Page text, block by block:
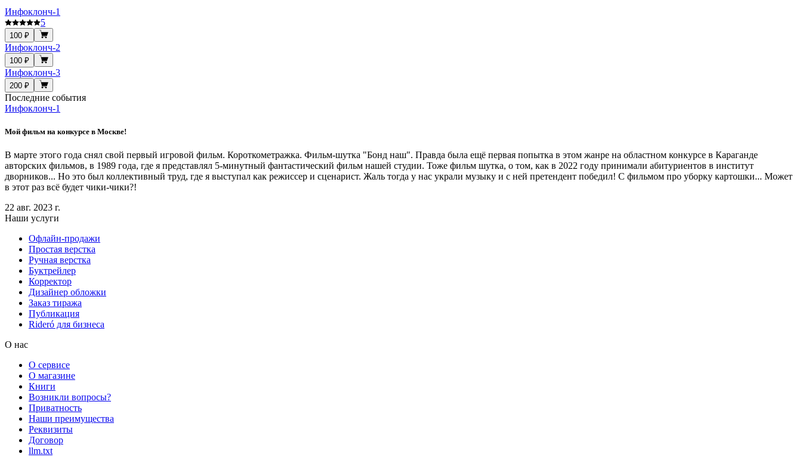
Инфоклонч-1
5
100 ₽
Инфоклонч-2
100 ₽
Инфоклонч-3
200 ₽
Последние события
Инфоклонч-1
Мой фильм на конкурсе в Москве!
В марте этого года снял свой первый игровой фильм. Короткометражка. Фильм-шутка "Бонд наш". Правда была ещё первая попытка в этом жанре на областном конкурсе в Караганде
авторских фильмов, в 1989 года, где я представлял 5-минутный фантастический фильм нашей студии. Тоже фильм шутка, о том, как в 2022 году принимали абитуриентов в институт
дворников... Но это был коллективный труд, где я выступал как режиссер и сценарист. Жаль тогда у нас украли музыку и с ней претендент победил! С фильмом про уборку картошки... Может
в этот раз всё будет чики-чики?!
22 авг. 2023 г.
Наши услуги
Офлайн-продажи
Простая верстка
Ручная верстка
Буктрейлер
Корректор
Дизайнер обложки
Заказ тиража
Публикация
Rideró для бизнеса
О нас
О сервисе
О магазине
Книги
Возникли вопросы?
Приватность
Наши преимущества
Реквизиты
Договор
llm.txt